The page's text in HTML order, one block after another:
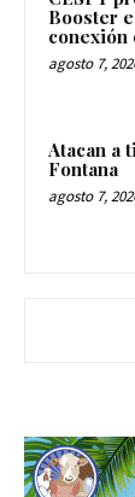
Booster
conexión
agosto 7,
Atacan a
Fontana
agosto 7,